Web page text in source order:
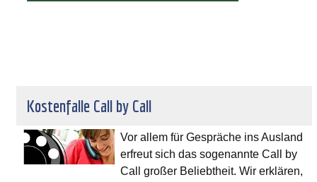
Kostenfalle Call by Call
Vor allem für Gespräche ins Ausland
erfreut sich das sogenannte Call by
Call großer Beliebtheit. Wir erklären,